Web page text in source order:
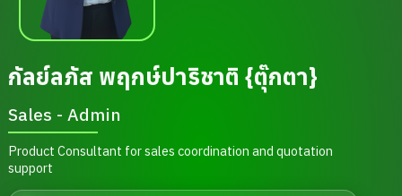
กัลย์ลภัส พฤกษ์ปาริชาติ {ตุ๊กตา}
Sales - Admin
Product Consultant for sales coordination and quotation
support